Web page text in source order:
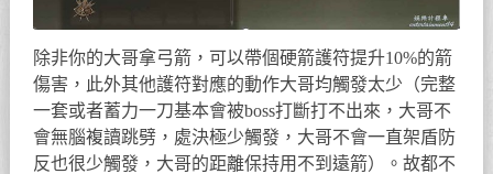
除非你的大哥拿弓箭，可以帶個硬箭護符提升10%的箭
傷害，此外其他護符對應的動作大哥均觸發太少（完整
一套或者蓄力一刀基本會被boss打斷打不出來，大哥不
會無腦複讀跳劈，處決極少觸發，大哥不會一直架盾防
反也很少觸發，大哥的距離保持用不到遠箭）。故都不